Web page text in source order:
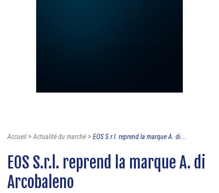
Accueil>Actualité du marché> EOS S.r.l. reprend la marque A. di...
EOS S.r.l. reprend la marque A. di
Arcobaleno